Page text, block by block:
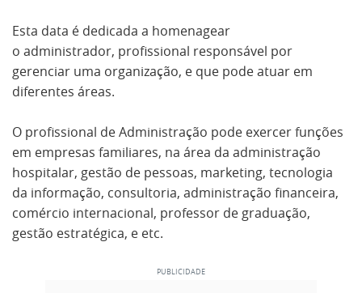
Esta data é dedicada a homenagear
o administrador, profissional responsável por
gerenciar uma organização, e que pode atuar em
diferentes áreas.
O profissional de Administração pode exercer funções
em empresas familiares, na área da administração
hospitalar, gestão de pessoas, marketing, tecnologia
da informação, consultoria, administração financeira,
comércio internacional, professor de graduação,
gestão estratégica, e etc.